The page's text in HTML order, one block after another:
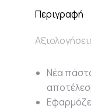
Περιγραφή
Νέα